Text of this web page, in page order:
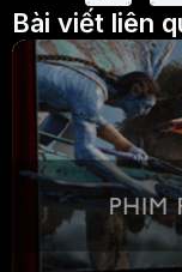
Bài viết liên